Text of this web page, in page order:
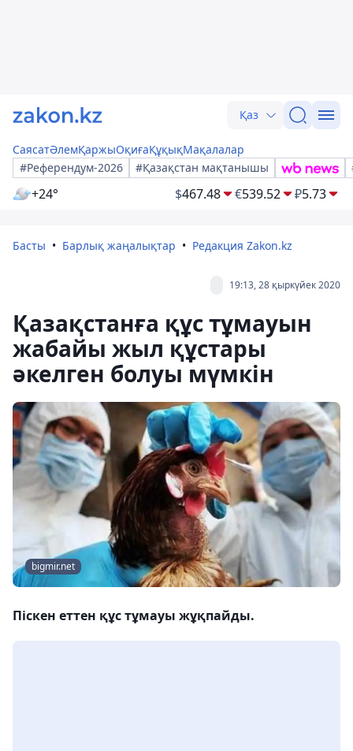
Қаз
СаясатӘлемҚаржыОқиғаҚұқықМақалалар
#Референдум-2026
#Қазақстан мақтанышы
+24° $467.48 €539.52 ₽5.73
Басты Барлық жаңалықтар Редакция Zakon.kz
19:13, 28 қыркүйек 2020
Қазақстанға құс тұмауын
жабайы жыл құстары
әкелген болуы мүмкін
bigmir.net
Піскен еттен құс тұмауы жұқпайды.